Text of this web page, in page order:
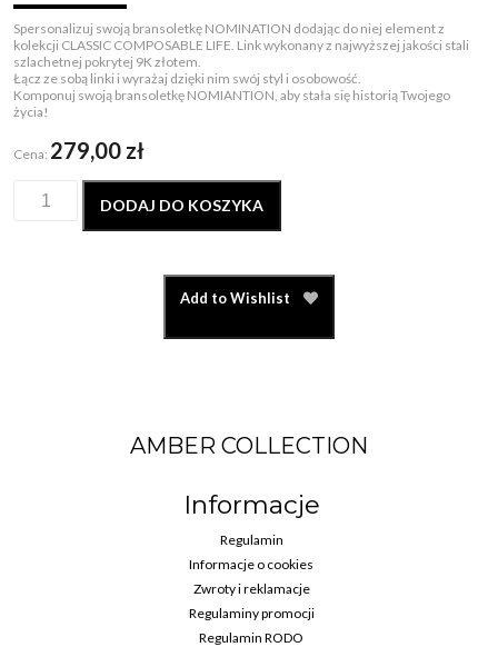
Spersonalizuj swoją bransoletkę NOMINATION dodając do niej element z
kolekcji CLASSIC COMPOSABLE LIFE. Link wykonany z najwyższej jakości stali
szlachetnej pokrytej 9K złotem.
Łącz ze sobą linki i wyrażaj dzięki nim swój styl i osobowość.
Komponuj swoją bransoletkę NOMIANTION, aby stała się historią Twojego
życia!
Cena: 279,00 zł
DODAJ DO KOSZYKA
Add to Wishlist
AMBER COLLECTION
Informacje
Regulamin
Informacje o cookies
Zwroty i reklamacje
Regulaminy promocji
Regulamin RODO